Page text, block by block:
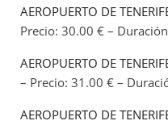
AEROPUERTO DE
Precio: 30.00 € –
AEROPUERTO DE
– Precio: 31.00 € –
AEROPUERTO DE